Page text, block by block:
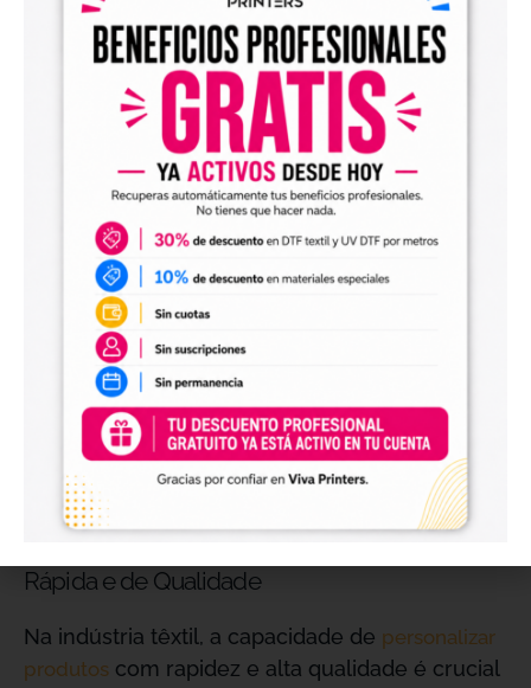
4. Rapidez na Entrega:Dispomos de 4
máquinas de grande formato DTF e UV DTF, o
que nos permite processar e enviar pedidos de
até 30 metros no mesmo dia, se recebidos
antes das 12:00.
5. Opções de Envio:
Envio Prioritário:Com a opção “Priorizar
meu pedido”, você pode garantir que seu
pedido saia no mesmo dia em que é feito.
Prazos de Entrega Flexíveis:
envio em 24 e 72 horas, além de entregas
diretas no mesmo dia e aos sábados (com
contato prévio).
Transferência de DTF por metro 60 – A
Rápida e de Qualidade
Na indústria têxtil, a capacidade de personalizar
produtos com rapidez e alta qualidade é crucial